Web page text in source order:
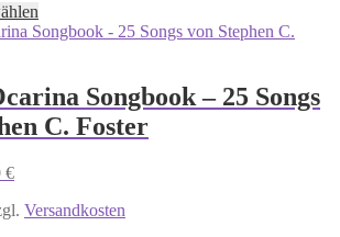
Produkt
Varianten
auf.
Die
der
Songbook – 25 Songs
C. Foster
€
Versandkosten